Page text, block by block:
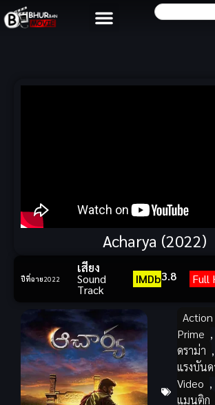
Acharya (2022)
ปีที่ฉาย2022
เสียง
Sound
Track
IMDb3.8 Full
Prime ,
ดราม่า ,
แรงบันด
Video ,
แมนติก